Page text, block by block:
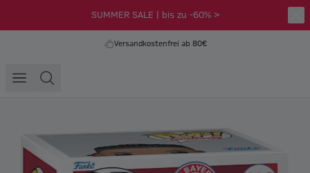
SUMMER SALE | bis zu -60% >
Versandkostenfrei ab 80€